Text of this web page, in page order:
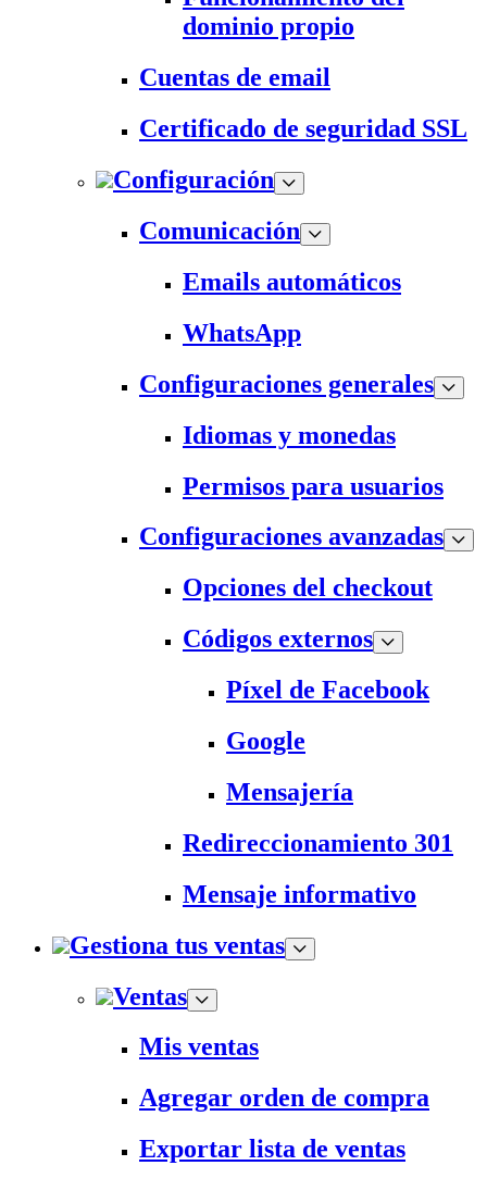
dominio propio
Cuentas de email
Certificado de seguridad SSL
Configuración
Comunicación
Emails automáticos
WhatsApp
Configuraciones generales
Idiomas y monedas
Permisos para usuarios
Configuraciones avanzadas
Opciones del checkout
Códigos externos
Píxel de Facebook
Google
Mensajería
Redireccionamiento 301
Mensaje informativo
Gestiona tus ventas
Ventas
Mis ventas
Agregar orden de compra
Exportar lista de ventas